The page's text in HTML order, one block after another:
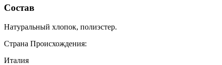
Состав
Натуральный хлопок, полиэстер.
Страна Происхождения:
Италия